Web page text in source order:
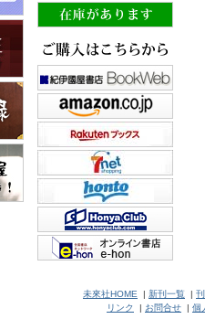
未來社HOME | 新刊一覧 |
リンク
| お問合せ | 個